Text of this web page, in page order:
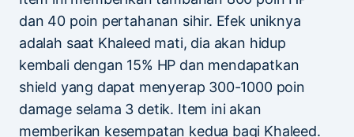
dan 40 poin pertahanan sihir. Efek uniknya
adalah saat Khaleed mati, dia akan hidup
kembali dengan 15% HP dan mendapatkan
shield yang dapat menyerap 300-1000 poin
damage selama 3 detik. Item ini akan
memberikan kesempatan kedua bagi Khaleed.